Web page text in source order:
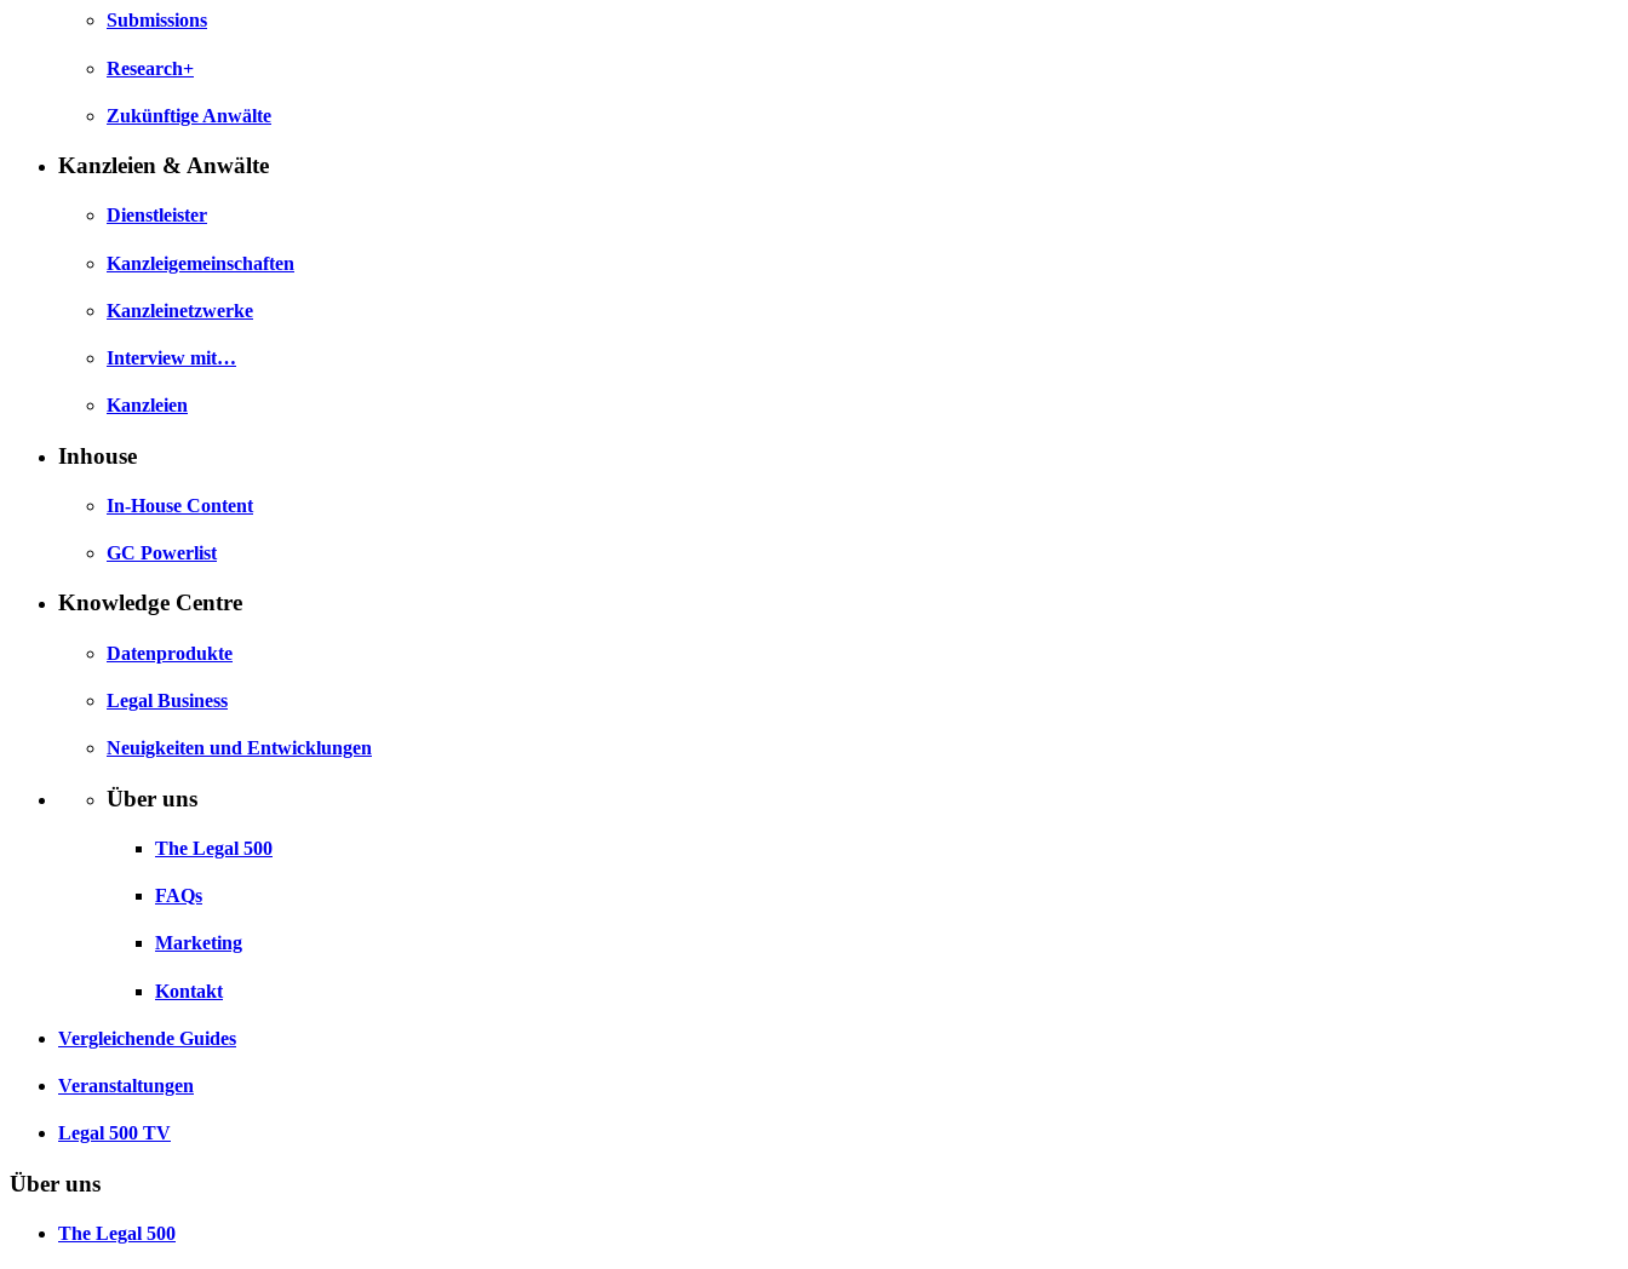
Submissions
Research+
Zukünftige Anwälte
Kanzleien & Anwälte
Dienstleister
Kanzleigemeinschaften
Kanzleinetzwerke
Interview mit…
Kanzleien
Inhouse
In-House Content
GC Powerlist
Knowledge Centre
Datenprodukte
Legal Business
Neuigkeiten und Entwicklungen
Über uns
The Legal 500
FAQs
Marketing
Kontakt
Vergleichende Guides
Veranstaltungen
Legal 500 TV
Über uns
The Legal 500